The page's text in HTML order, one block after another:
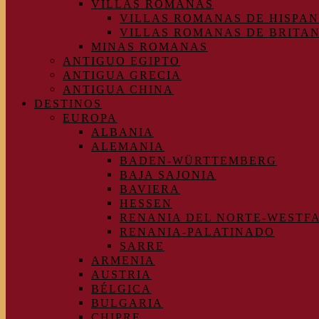
VILLAS ROMANAS
VILLAS ROMANAS DE
VILLAS ROMANAS DE
MINAS ROMANAS
ANTIGUO EGIPTO
ANTIGUA GRECIA
ANTIGUA CHINA
DESTINOS
EUROPA
ALBANIA
ALEMANIA
BADEN-WÜRTTEMBERG
BAJA SAJONIA
BAVIERA
HESSEN
RENANIA DEL NORTE-
RENANIA-PALATINADO
SARRE
ARMENIA
AUSTRIA
BÉLGICA
BULGARIA